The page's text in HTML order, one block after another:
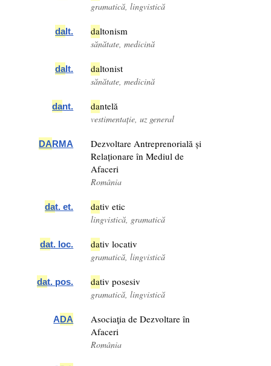
gramatică, lingvistică
dalt. daltonism
sănătate, medicină
dalt. daltonist
sănătate, medicină
dant. dantelă
vestimentație, uz general
DARMA
Dezvoltare Antreprenorială și
Relaționare în Mediul de
Afaceri
România
dat. et. dativ etic
lingvistică, gramatică
dat. loc. dativ locativ
gramatică, lingvistică
dat. pos. dativ posesiv
gramatică, lingvistică
ADA
Asociaţia de Dezvoltare în
Afaceri
România